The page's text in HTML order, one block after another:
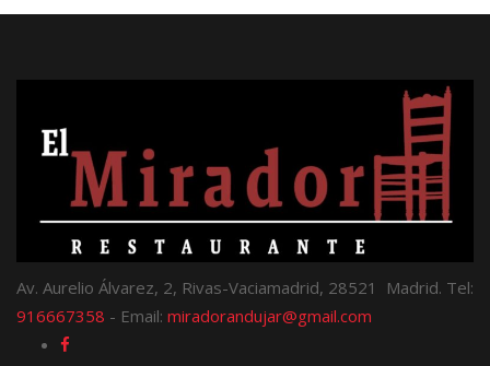
Av. Aurelio Álvarez, 2, Rivas-Vaciamadrid, 28521 Madrid. Tel:
916667358 - Email: miradorandujar@gmail.com